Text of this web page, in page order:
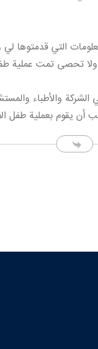
التي قدمتوها
ولا تحصى تمت عملية
والأطباء
يقوم بعملية طفل